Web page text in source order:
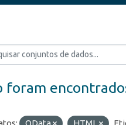
foram
OData HTML